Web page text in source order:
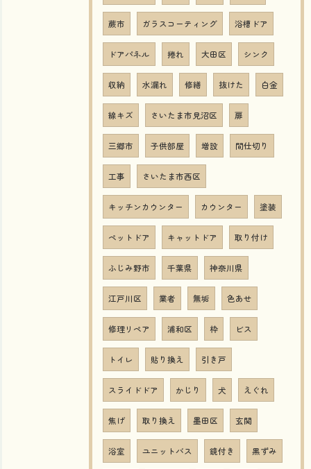
蕨市 ガラスコーティング 浴槽ドア
ドアパネル 捲れ 大田区 シンク
収納 水漏れ 修繕 抜けた 白金
線キズ さいたま市見沼区 扉
三郷市 子供部屋 増設 間仕切り
工事 さいたま市西区
キッチンカウンター カウンター 塗装
ペットドア キャットドア 取り付け
ふじみ野市 千葉県 神奈川県
江戸川区 業者 無垢 色あせ
修理リペア 浦和区 枠 ビス
トイレ 貼り換え 引き戸
スライドドア かじり 犬 えぐれ
焦げ 取り換え 墨田区 玄関
浴室 ユニットバス 鏡付き 黒ずみ